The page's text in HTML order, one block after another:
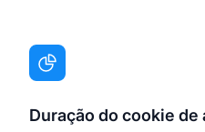
Duração do cookie de